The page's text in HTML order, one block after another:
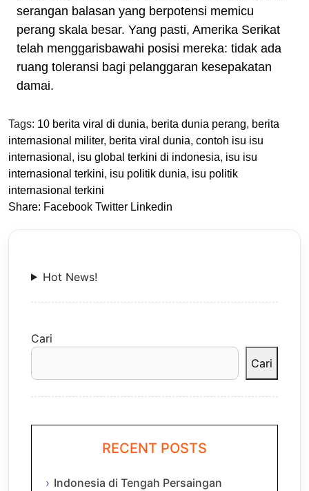
serangan balasan yang berpotensi memicu
perang skala besar. Yang pasti, Amerika Serikat
telah menggarisbawahi posisi mereka: tidak ada
ruang toleransi bagi pelanggaran kesepakatan
damai.
Tags: 10 berita viral di dunia, berita dunia perang, berita
internasional militer, berita viral dunia, contoh isu isu
internasional , isu global terkini di indonesia, isu isu
internasional terkini, isu politik dunia, isu politik
internasional terkini
Share: Facebook Twitter Linkedin
Hot News!
Cari
Cari
RECENT POSTS
Indonesia di Tengah Persaingan